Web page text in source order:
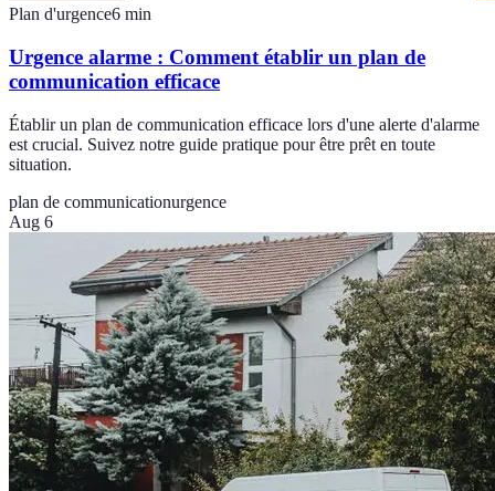
Plan d'urgence6 min
Urgence alarme : Comment établir un plan de
communication efficace
Établir un plan de communication efficace lors d'une alerte d'alarme
est crucial. Suivez notre guide pratique pour être prêt en toute
situation.
plan de communicationurgence
Aug 6